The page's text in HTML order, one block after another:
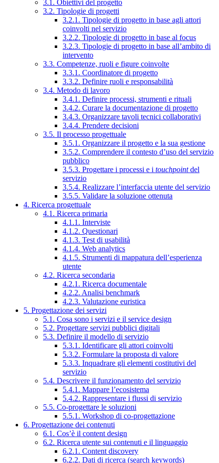
3.1. Obiettivi del progetto
3.2. Tipologie di progetti
3.2.1. Tipologie di progetto in base agli attori
coinvolti nel servizio
3.2.2. Tipologie di progetto in base al focus
3.2.3. Tipologie di progetto in base all’ambito di
intervento
3.3. Competenze, ruoli e figure coinvolte
3.3.1. Coordinatore di progetto
3.3.2. Definire ruoli e responsabilità
3.4. Metodo di lavoro
3.4.1. Definire processi, strumenti e rituali
3.4.2. Curare la documentazione di progetto
3.4.3. Organizzare tavoli tecnici collaborativi
3.4.4. Prendere decisioni
3.5. Il processo progettuale
3.5.1. Organizzare il progetto e la sua gestione
3.5.2. Comprendere il contesto d’uso del servizio
pubblico
3.5.3. Progettare i processi e i touchpointdel
servizio
3.5.4. Realizzare l’interfaccia utente del servizio
3.5.5. Validare la soluzione ottenuta
4. Ricerca progettuale
4.1. Ricerca primaria
4.1.1. Interviste
4.1.2. Questionari
4.1.3. Test di usabilità
4.1.4. Web analytics
4.1.5. Strumenti di mappatura dell’esperienza
utente
4.2. Ricerca secondaria
4.2.1. Ricerca documentale
4.2.2. Analisi benchmark
4.2.3. Valutazione euristica
5. Progettazione dei servizi
5.1. Cosa sono i servizi e il service design
5.2. Progettare servizi pubblici digitali
5.3. Definire il modello di servizio
5.3.1. Identificare gli attori coinvolti
5.3.2. Formulare la proposta di valore
5.3.3. Inquadrare gli elementi costitutivi del
servizio
5.4. Descrivere il funzionamento del servizio
5.4.1. Mappare l’ecosistema
5.4.2. Rappresentare i flussi di servizio
5.5. Co-progettare le soluzioni
5.5.1. Workshop di co-progettazione
6. Progettazione dei contenuti
6.1. Cos’è il content design
6.2. Ricerca utente sui contenuti e il linguaggio
6.2.1. Content discovery
6.2.2. Dati di ricerca (search keywords)